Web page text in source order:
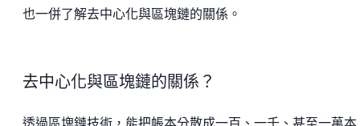
也一併了解去中心化與區塊鏈的關係。
去中心化與區塊鏈的關係？